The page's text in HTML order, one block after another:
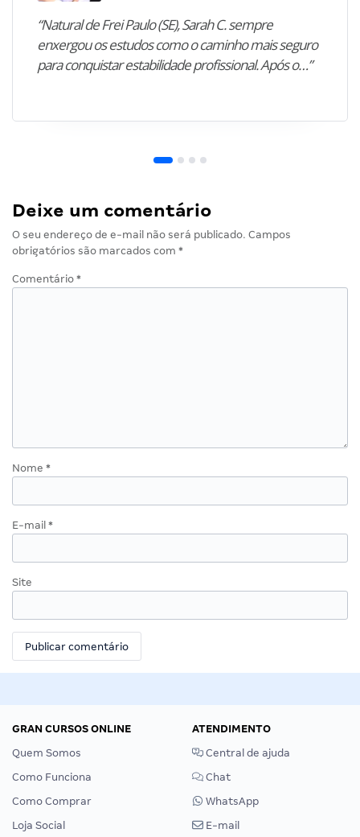
“Natural de Frei Paulo (SE), Sarah C. sempre
enxergou os estudos como o caminho mais seguro
para conquistar estabilidade profissional. Após o…”
Deixe um comentário
O seu endereço de e-mail não será publicado. Campos
obrigatórios são marcados com *
Comentário *
Nome *
E-mail *
Site
GRAN CURSOS ONLINE
Quem Somos
Como Funciona
Como Comprar
Loja Social
ATENDIMENTO
Central de ajuda
Chat
WhatsApp
E-mail